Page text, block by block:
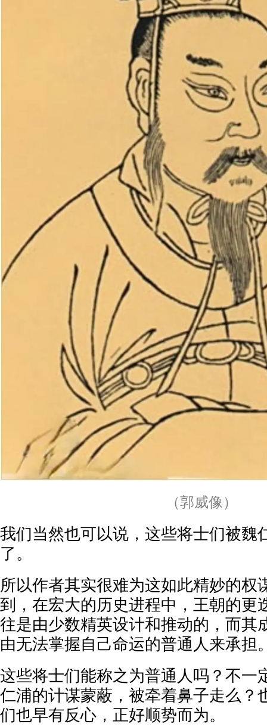
（郭威像）
我们当然也可以说，这些将士们被魏
了。
所以作者其实很难为这如此精妙的权
到，在宏大的历史进程中，王朝的更
往是由少数精英设计和推动的，而其
由无法掌握自己命运的普通人来承担
这些将士们能称之为普通人吗？不一
仁浦的计谋蒙蔽，被牵着鼻子走么？
们也早有反心，正好顺势而为。